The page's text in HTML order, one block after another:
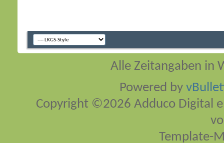
Alle Zeitangaben in
Powered by
Copyright ©2026 Adduco Digital
Template-